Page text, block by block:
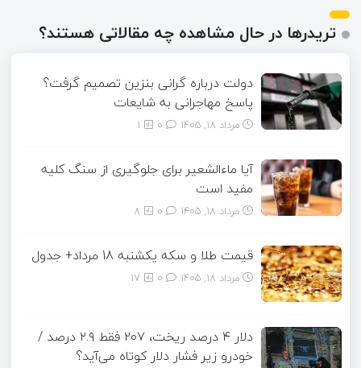
تریدرها در حال مشاهده چه مقالاتی هستند؟
دولت درباره گرانی بنزین تصمیم گرفت؟
پاسخ مهاجرانی به شایعات
مرداد ۱۸, ۱۴۰۵ 1
آیا ماءالشعیر برای جلوگیری از سنگ کلیه
مفید است
مرداد ۱۸, ۱۴۰۵ 8
قیمت طلا و سکه یکشنبه 18 مرداد+ جدول
مرداد ۱۸, ۱۴۰۵ 17
دلار ۴ درصد ریخت، ۲۰۷ فقط ۲.۹ درصد /
خودرو زیر فشار دلار کوتاه می‌آید؟